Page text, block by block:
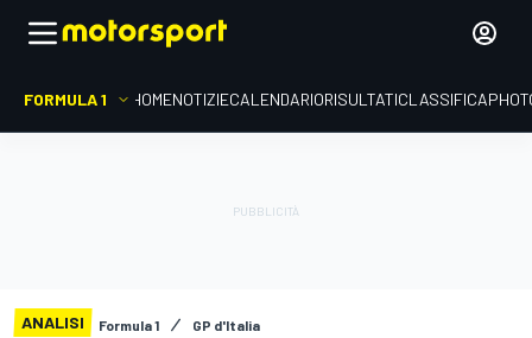
FORMULA 1 HOMENOTIZIECALENDARIORISULTATICLASSIFICA
ANALISI Formula 1 GP d'Italia